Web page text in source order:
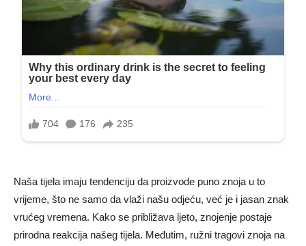
Naša tijela imaju tendenciju da proizvode puno znoja u to
vrijeme, što ne samo da vlaži našu odjeću, već je i jasan znak
vrućeg vremena. Kako se približava ljeto, znojenje postaje
prirodna reakcija našeg tijela. Međutim, ružni tragovi znoja na